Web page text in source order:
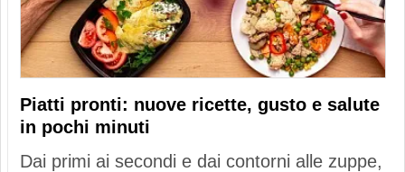
Piatti pronti: nuove ricette, gusto e salute
in pochi minuti
Dai primi ai secondi e dai contorni alle zuppe,